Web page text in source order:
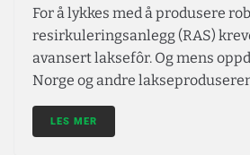
For å lykkes med å produsere
resirkuleringsanlegg (RAS)
avansert laksefôr. Og mens
Norge og andre
LES MER